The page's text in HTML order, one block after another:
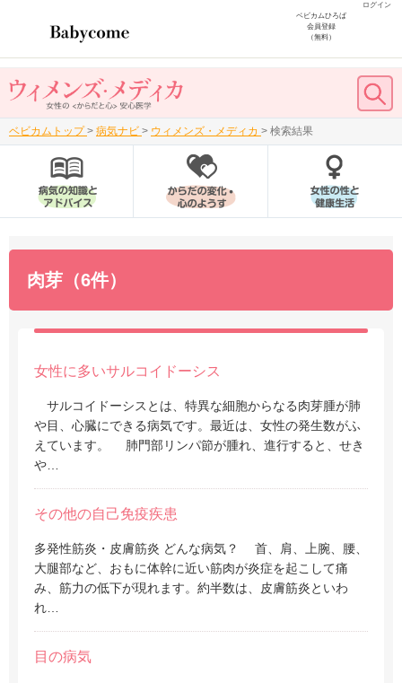
ログイン
ベビカムひろば
会員登録
（無料）
ベビカムトップ > 病気ナビ > ウィメンズ・メディカ > 検索結果
肉芽（6件）
女性に多いサルコイドーシス
サルコイドーシスとは、特異な細胞からなる肉芽腫が肺
や目、心臓にできる病気です。最近は、女性の発生数がふ
えています。 肺門部リンパ節が腫れ、進行すると、せき
や…
その他の自己免疫疾患
多発性筋炎・皮膚筋炎 どんな病気？ 首、肩、上腕、腰、
大腿部など、おもに体幹に近い筋肉が炎症を起こして痛
み、筋力の低下が現れます。約半数は、皮膚筋炎といわ
れ…
目の病気